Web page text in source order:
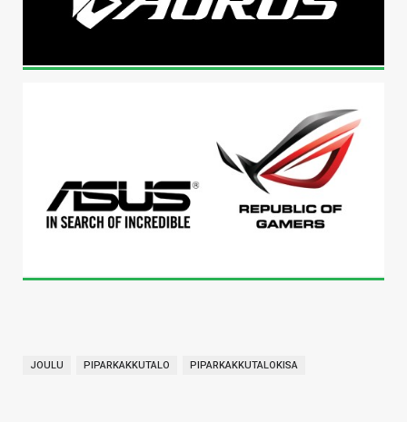
JOULU PIPARKAKKUTALO PIPARKAKKUTALOKISA